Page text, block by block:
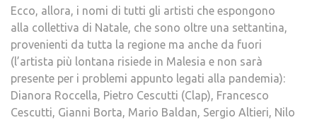
Ecco, allora, i nomi di tutti gli artisti che espongono
alla collettiva di Natale, che sono oltre una settantina,
provenienti da tutta la regione ma anche da fuori
(l’artista più lontana risiede in Malesia e non sarà
presente per i problemi appunto legati alla pandemia):
Dianora Roccella, Pietro Cescutti (Clap), Francesco
Cescutti, Gianni Borta, Mario Baldan, Sergio Altieri, Nilo